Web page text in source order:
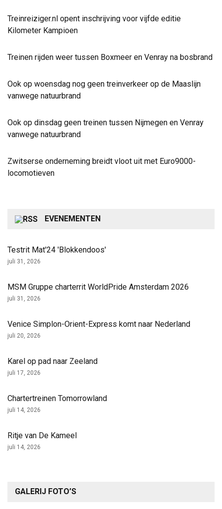
Treinreiziger.nl opent inschrijving voor vijfde editie
Kilometer Kampioen
Treinen rijden weer tussen Boxmeer en Venray na bosbrand
Ook op woensdag nog geen treinverkeer op de Maaslijn
vanwege natuurbrand
Ook op dinsdag geen treinen tussen Nijmegen en Venray
vanwege natuurbrand
Zwitserse onderneming breidt vloot uit met Euro9000-
locomotieven
EVENEMENTEN
Testrit Mat'24 'Blokkendoos'
juli 31, 2026
MSM Gruppe charterrit WorldPride Amsterdam 2026
juli 31, 2026
Venice Simplon-Orient-Express komt naar Nederland
juli 20, 2026
Karel op pad naar Zeeland
juli 17, 2026
Chartertreinen Tomorrowland
juli 14, 2026
Ritje van De Kameel
juli 14, 2026
GALERIJ FOTO’S